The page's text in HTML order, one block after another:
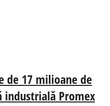
de 17 milioane de
Promex